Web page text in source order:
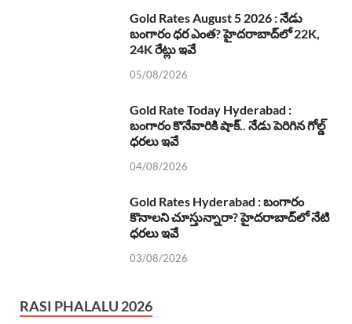
Gold Rates August 5 2026 : నేడు
బంగారం ధర ఎంత? హైదరాబాద్‌లో 22K,
24K రేట్లు ఇవే
05/08/2026
Gold Rate Today Hyderabad :
బంగారం కొనేవారికి షాక్.. నేడు పెరిగిన గోల్డ్
ధరలు ఇవే
04/08/2026
Gold Rates Hyderabad : బంగారం
కొనాలని చూస్తున్నారా? హైదరాబాద్‌లో నేటి
ధరలు ఇవే
03/08/2026
RASI PHALALU 2026